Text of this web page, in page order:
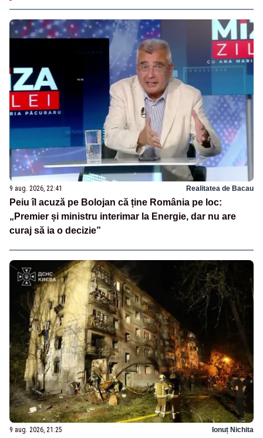
9 aug. 2026, 22:41 Realitatea de Bacau
Peiu îl acuză pe Bolojan că ține România pe loc:
„Premier și ministru interimar la Energie, dar nu are
curaj să ia o decizie”
9 aug. 2026, 21:25 Ionuț Nichita